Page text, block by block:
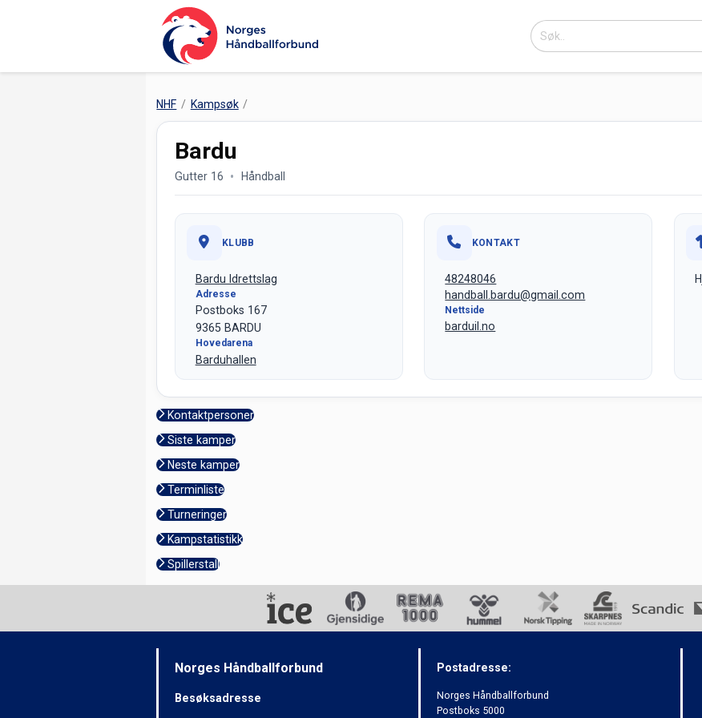
NHF Kampsøk
Bardu
Gutter 16 Håndball
KLUBB
Bardu Idrettslag
Adresse
Postboks 167
9365 BARDU
Hovedarena
Barduhallen
KONTAKT
48248046
handball.bardu@gmail.com
Nettside
barduil.no
Kontaktpersoner
Siste kamper
Neste kamper
Terminliste
Turneringer
Kampstatistikk
Spillerstall
Norges Håndballforbund
Besøksadresse
Postadresse:
Norges Håndballforbund
Postboks 5000